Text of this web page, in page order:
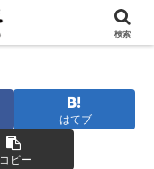
はてブ
コピー
検索